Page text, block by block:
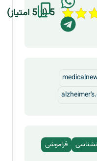
5 (از 5 امتیاز)
فراموشی